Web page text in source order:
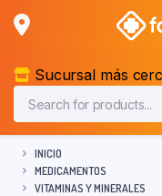
Sucursal más
INICIO
MEDICAMENTOS
VITAMINAS Y MINERALES